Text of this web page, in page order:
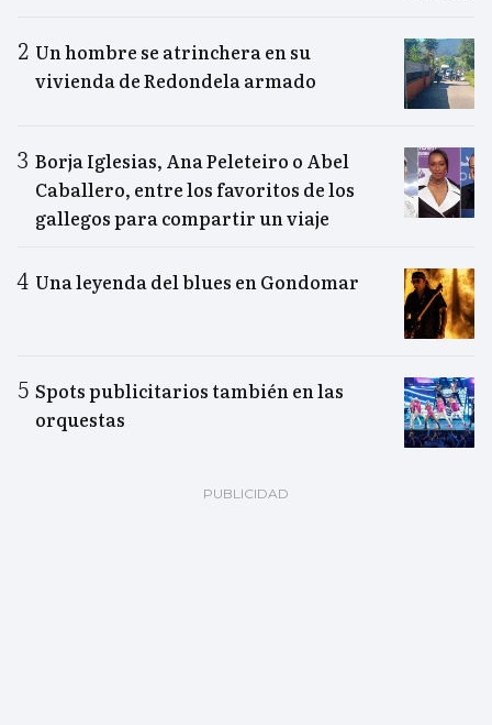
Un hombre se atrinchera en su
vivienda de Redondela armado
Borja Iglesias, Ana Peleteiro o Abel
Caballero, entre los favoritos de los
gallegos para compartir un viaje
Una leyenda del blues en Gondomar
Spots publicitarios también en las
orquestas